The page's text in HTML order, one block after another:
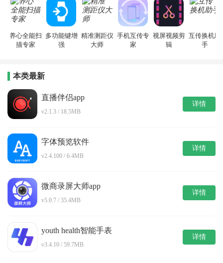
养心全能扫
描专家
多功能键增
强
精准测距仪
大师
手机互传专
家
视屏视频剪
辑
互传换机助
手
本类最新
直播伴侣app
v2.1.3 / 18.5MB
详情
字体预览软件
v2.4.100 / 6.4MB
详情
微商录屏大师app
v5.0.7 / 35.4MB
详情
youth health智能手表
v3.4.10 / 59.7MB
详情